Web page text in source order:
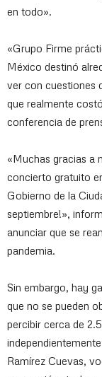
en todo».
«Grupo Firme
México destinó
ver con cuestiones
que realmente
conferencia de
«Muchas gracias a
concierto gratuito
Gobierno de la
septiembre!»,
anunciar que se
pandemia.
Sin embargo, hay
que no se pueden
percibir cerca de
Ramírez Cuevas,